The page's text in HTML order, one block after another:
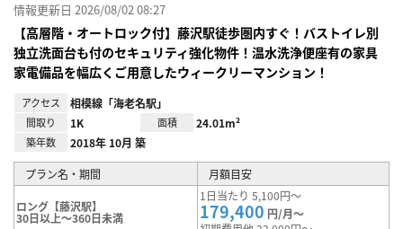
情報更新日 2026/08/02 08:27
【高層階・オートロック付】藤沢駅徒歩圏内すぐ！バストイレ別
独立洗面台も付のセキュリティ強化物件！温水洗浄便座有の家具
家電備品を幅広くご用意したウィークリーマンション！
アクセス 相模線「海老名駅」
間取り 1K 面積 24.01m²
築年数 2018年 10月 築
プラン名・期間 月額目安
ロング【藤沢駅】
30日以上～360日未満
1日当たり 5,100円～
179,400 円/月～